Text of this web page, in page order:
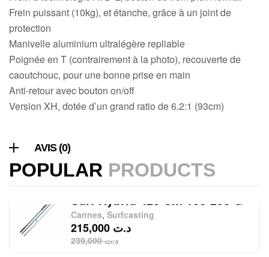
Frein puissant (10kg), et étanche, grâce à un joint de
protection
Manivelle aluminium ultralégère repliable
Poignée en T (contrairement à la photo), recouverte de
caoutchouc, pour une bonne prise en main
Anti-retour avec bouton on/off
Version XH, dotée d’un grand ratio de 6.2:1 (93cm)
AVIS (0)
POPULAR PRODUCTS
T26S/35
Accastillage bateau,Accessoires bateaux
د.ت367,000
Canne Sunset Beachstriker
د.ت
Canne Sunset Secret Cove 450
Cm 100 – 300 G
Cannes,Surfcasting
د.ت692,000